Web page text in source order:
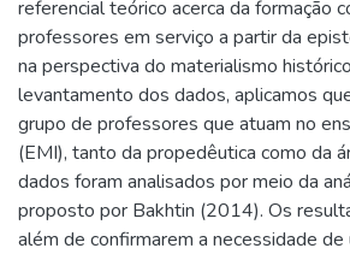
referencial teórico acerca da formação
professores em serviço a partir da
na perspectiva do materialismo
levantamento dos dados, aplicamos
grupo de professores que atuam no
(EMI), tanto da propedêutica como da
dados foram analisados por meio da
proposto por Bakhtin (2014). Os
além de confirmarem a necessidade de